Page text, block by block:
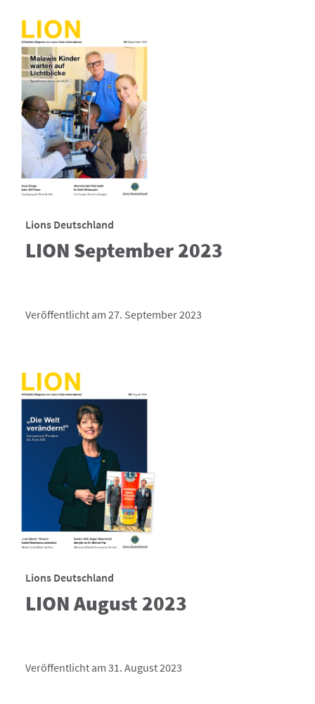
Lions Deutschland
LION September 2023
Veröffentlicht am 27. September 2023
Lions Deutschland
LION August 2023
Veröffentlicht am 31. August 2023